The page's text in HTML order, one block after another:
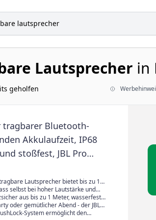
Lautsprecher in
geholfen
tragbarer Bluetooth-
Akkulaufzeit, IP68
stoßfest, JBL Pro
Multi-Speaker-
Lautsprecher bietet bis zu 14
einzigen Ladung und zusätzliche 2
für drinnen und draußen
selbst bei hoher Lautstärke und
Design, während AI Sound Boost
Verzerrung sorgt
aus bis zu 1 Meter, wasserfest
gegen Staub - der JBL Flip 7 hält
Partystimmung
oder gemütlicher Abend - der JBL
und verbindet sich mit
System ermöglicht den